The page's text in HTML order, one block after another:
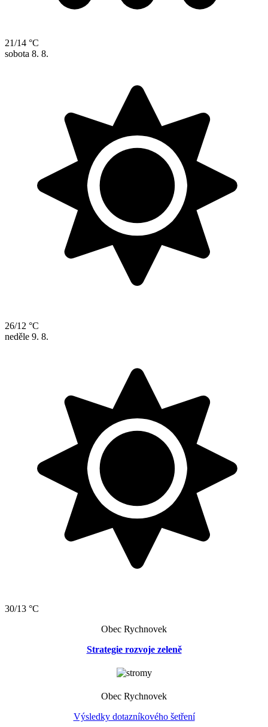
21/14 °C
sobota 8. 8.
26/12 °C
neděle 9. 8.
30/13 °C
Obec Rychnovek
Strategie rozvoje zeleně
Obec Rychnovek
Výsledky dotazníkového šetření